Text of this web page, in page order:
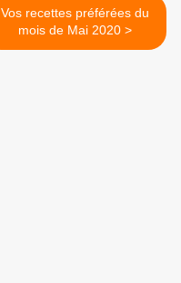
Vos recettes préférées du
mois de Mai 2020 >